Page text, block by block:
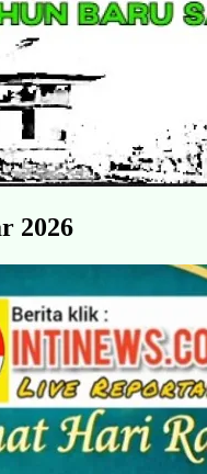
2026